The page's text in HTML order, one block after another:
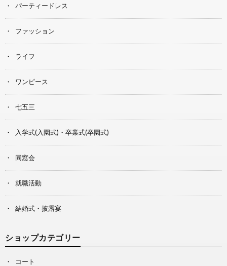
パーティードレス
ファッション
ライフ
ワンピース
七五三
入学式(入園式)・卒業式(卒園式)
同窓会
就職活動
結婚式・披露宴
ショップカテゴリー
コート